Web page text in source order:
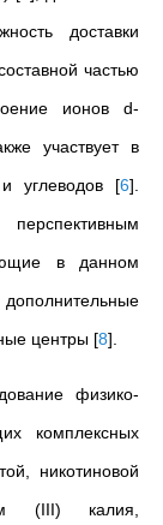
доставки
частью
ионов d-
участвует в
углеводов [6]
в данном
центры [8]
физико-
комплексных
никотиновой
(III) калия,